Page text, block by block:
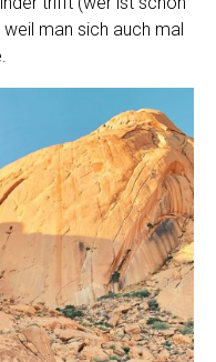
man sich auch mal